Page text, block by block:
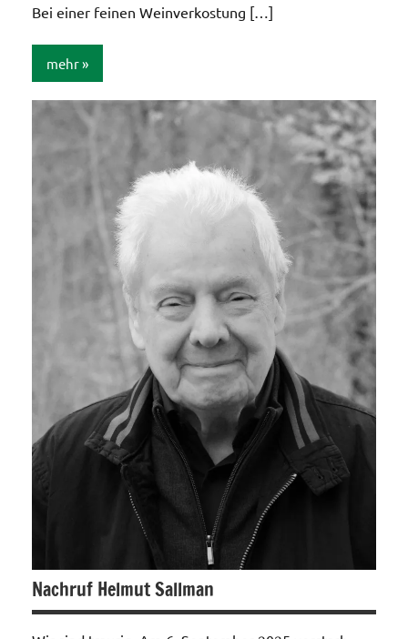
Bei einer feinen Weinverkostung […]
mehr
Allgemein
Nachruf Helmut Sallman